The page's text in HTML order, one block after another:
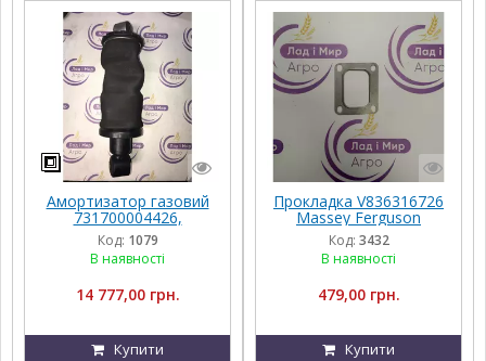
Амортизатор газовий
731700004426,
G931502200120,
G931502200100, Massey
Ferguson
Код: 1079
В наявності
14 777,00 грн.
Купити
Прокладка V836316726
Massey Ferguson
Код: 3432
В наявності
479,00 грн.
Купити